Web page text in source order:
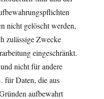
nicht gelöscht werden,
zulässige Zwecke
eingeschränkt.
nicht für andere
für Daten, die aus
aufbewahrt